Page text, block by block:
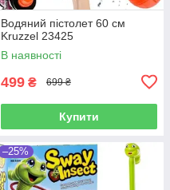
Водяний пістолет 60 см
Kruzzel 23425
В наявності
499 ₴ 699 ₴
Купити
–25%